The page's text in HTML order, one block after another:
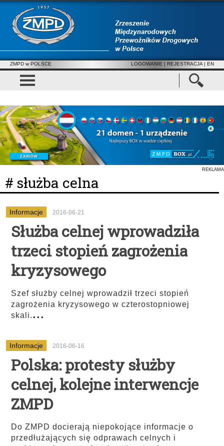
ZMPD w POLSCE LOGOWANIE | REJESTRACJA | EN
REKLAMA
# służba celna
Informacje 2016-06-21
Służba celnej wprowadziła
trzeci stopień zagrożenia
kryzysowego
Szef służby celnej wprowadził trzeci stopień
zagrożenia kryzysowego w czterostopniowej
skali. ...
Informacje 2016-06-16
Polska: protesty służby
celnej, kolejne interwencje
ZMPD
Do ZMPD docierają niepokojące informacje o
przedłużających się odprawach celnych i